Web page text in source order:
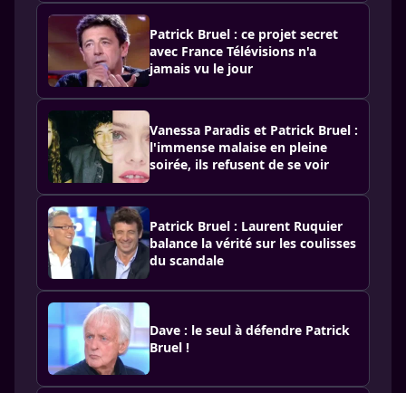
Patrick Bruel : ce projet secret
avec France Télévisions n'a
jamais vu le jour
Vanessa Paradis et Patrick Bruel :
l'immense malaise en pleine
soirée, ils refusent de se voir
Patrick Bruel : Laurent Ruquier
balance la vérité sur les coulisses
du scandale
Dave : le seul à défendre Patrick
Bruel !